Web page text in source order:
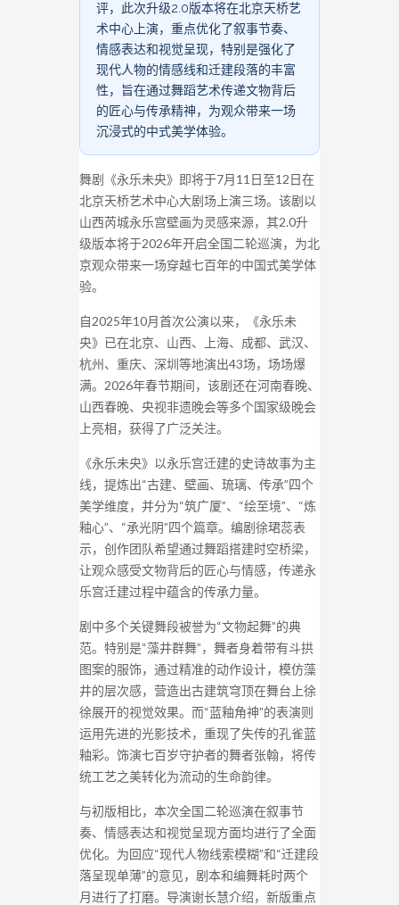
评，此次升级2.0版本将在北京天桥艺
术中心上演，重点优化了叙事节奏、
情感表达和视觉呈现，特别是强化了
现代人物的情感线和迁建段落的丰富
性，旨在通过舞蹈艺术传递文物背后
的匠心与传承精神，为观众带来一场
沉浸式的中式美学体验。
舞剧《永乐未央》即将于7月11日至12日在
北京天桥艺术中心大剧场上演三场。该剧以
山西芮城永乐宫壁画为灵感来源，其2.0升
级版本将于2026年开启全国二轮巡演，为北
京观众带来一场穿越七百年的中国式美学体
验。
自2025年10月首次公演以来，《永乐未
央》已在北京、山西、上海、成都、武汉、
杭州、重庆、深圳等地演出43场，场场爆
满。2026年春节期间，该剧还在河南春晚、
山西春晚、央视非遗晚会等多个国家级晚会
上亮相，获得了广泛关注。
《永乐未央》以永乐宫迁建的史诗故事为主
线，提炼出“古建、壁画、琉璃、传承”四个
美学维度，并分为“筑广厦”、“绘至境”、“炼
釉心”、“承光阴”四个篇章。编剧徐珺蕊表
示，创作团队希望通过舞蹈搭建时空桥梁，
让观众感受文物背后的匠心与情感，传递永
乐宫迁建过程中蕴含的传承力量。
剧中多个关键舞段被誉为“文物起舞”的典
范。特别是“藻井群舞”，舞者身着带有斗拱
图案的服饰，通过精准的动作设计，模仿藻
井的层次感，营造出古建筑穹顶在舞台上徐
徐展开的视觉效果。而“蓝釉角神”的表演则
运用先进的光影技术，重现了失传的孔雀蓝
釉彩。饰演七百岁守护者的舞者张翰，将传
统工艺之美转化为流动的生命韵律。
与初版相比，本次全国二轮巡演在叙事节
奏、情感表达和视觉呈现方面均进行了全面
优化。为回应“现代人物线索模糊”和“迁建段
落呈现单薄”的意见，剧本和编舞耗时两个
月进行了打磨。导演谢长慧介绍，新版重点